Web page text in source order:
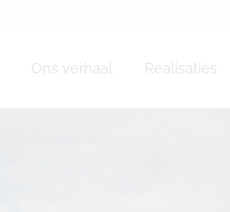
Ons verhaal Realisaties
Malmedy